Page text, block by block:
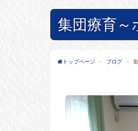
集団療育～
トップページ ブログ